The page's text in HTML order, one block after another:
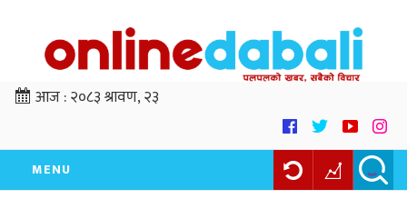
आज :२०८३ श्रावण, २३
MENU